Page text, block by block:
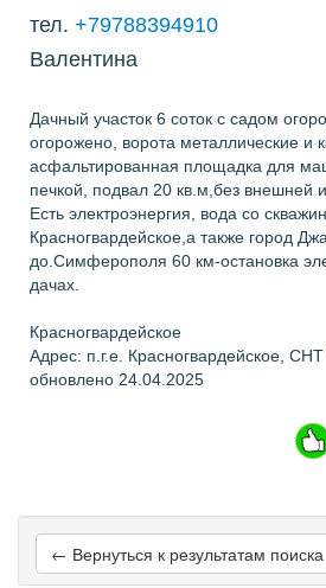
тел. +79788394910
Валентина
Дачный участок 6 соток с садом
огорожено, ворота металлические и
асфальтированная площадка для
печкой, подвал 20 кв.м,без внешней
Есть электроэнергия, вода со
Красногвардейское,а также город
до.Симферополя 60 км-остановка
дачах.
Красногвардейское
Адрес: п.г.е. Красногвардейское,
обновлено 24.04.2025
← Вернуться к результатам поиска